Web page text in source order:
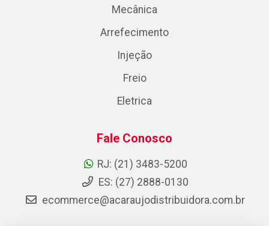
Mecânica
Arrefecimento
Injeção
Freio
Eletrica
Fale Conosco
RJ: (21) 3483-5200
ES: (27) 2888-0130
ecommerce@acaraujodistribuidora.com.br